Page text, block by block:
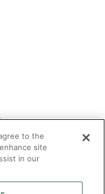
to the
site
in our